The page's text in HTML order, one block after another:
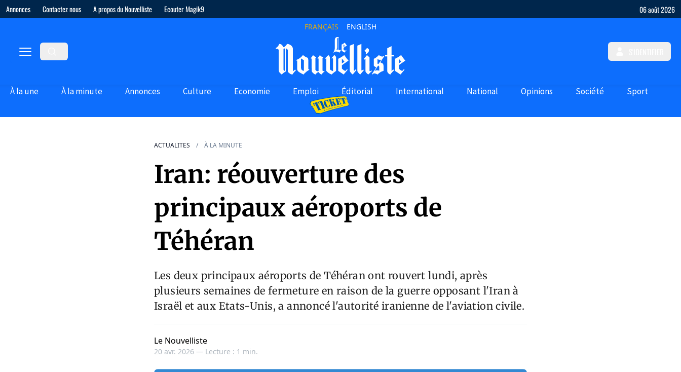
Annonces Contactez nous A propos du Nouvelliste Ecouter Magik9 06 août 2026
FRANÇAIS ENGLISH
À la une À la minute Annonces Culture Economie Emploi Éditorial International National Opinions Société Sport
ACTUALITES À LA MINUTE
Iran: réouverture des
principaux aéroports de
Téhéran
Les deux principaux aéroports de Téhéran ont rouvert lundi, après
plusieurs semaines de fermeture en raison de la guerre opposant l'Iran à
Israël et aux Etats-Unis, a annoncé l'autorité iranienne de l'aviation civile.
Le Nouvelliste
20 avr. 2026 — Lecture : 1 min.